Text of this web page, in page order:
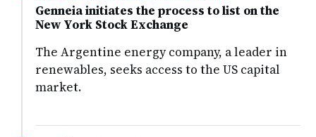
Genneia initiates the process to list on the
New York Stock Exchange
The Argentine energy company, a leader in
renewables, seeks access to the US capital
market.